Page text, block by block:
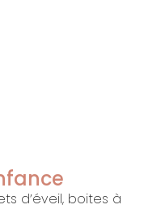
d’éveil, boites à